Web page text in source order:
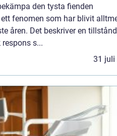
den tysta fienden
fenomen som har blivit
åren. Det beskriver en
s...
31 juli